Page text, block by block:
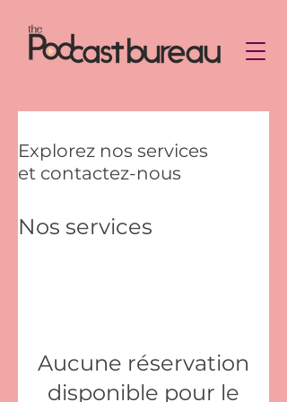
Explorez nos services
et contactez-nous
Nos services
Aucune réservation
disponible pour le